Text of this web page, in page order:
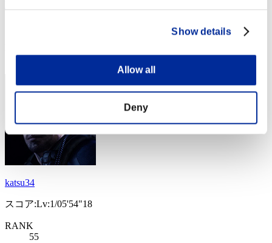
Show details
Allow all
Deny
54
katsu34
スコア:Lv:1/05'54"18
RANK
55